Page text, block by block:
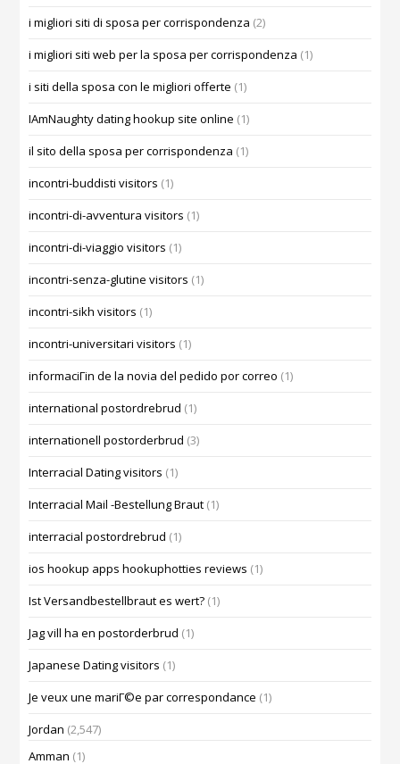
i migliori siti di sposa per corrispondenza (2)
i migliori siti web per la sposa per corrispondenza (1)
i siti della sposa con le migliori offerte (1)
IAmNaughty dating hookup site online (1)
il sito della sposa per corrispondenza (1)
incontri-buddisti visitors (1)
incontri-di-avventura visitors (1)
incontri-di-viaggio visitors (1)
incontri-senza-glutine visitors (1)
incontri-sikh visitors (1)
incontri-universitari visitors (1)
informaciГіn de la novia del pedido por correo (1)
international postordrebrud (1)
internationell postorderbrud (3)
Interracial Dating visitors (1)
Interracial Mail -Bestellung Braut (1)
interracial postordrebrud (1)
ios hookup apps hookuphotties reviews (1)
Ist Versandbestellbraut es wert? (1)
Jag vill ha en postorderbrud (1)
Japanese Dating visitors (1)
Je veux une mariГ©e par correspondance (1)
Jordan (2,547)
Amman (1)